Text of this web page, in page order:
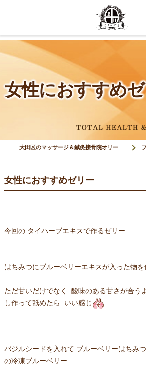
女性におすすめ
大田区のマッサージ＆鍼灸接骨院オリーブ(Olive) ブロ
女性におすすめゼリー
今回の タイハーブエキスで作るゼリー
はちみつにブルーベリーエキスが入った物
ただ甘いだけでなく 酸味のある甘さが合う
し作って舐めたら いい感じ
バジルシードを入れて ブルーベリーはちみ
の冷凍ブルーベリー